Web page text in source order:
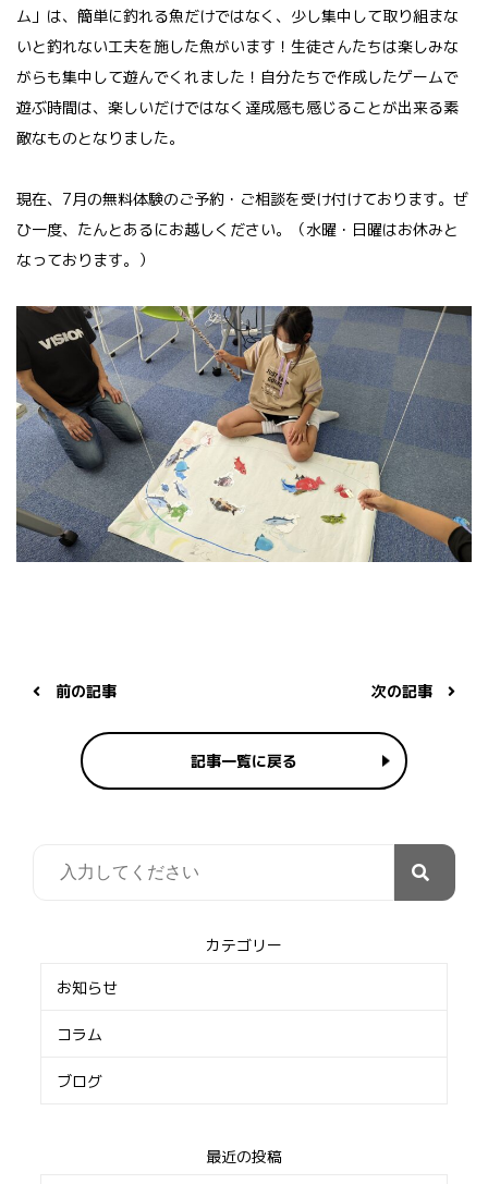
ム」は、簡単に釣れる魚だけではなく、少し集中して取り組まな
いと釣れない工夫を施した魚がいます！生徒さんたちは楽しみな
がらも集中して遊んでくれました！自分たちで作成したゲームで
遊ぶ時間は、楽しいだけではなく達成感も感じることが出来る素
敵なものとなりました。
現在、7月の無料体験のご予約・ご相談を受け付けております。ぜ
ひ一度、たんとあるにお越しください。（水曜・日曜はお休みと
なっております。）
前の記事 次の記事
記事一覧に戻る
カテゴリー
お知らせ
コラム
ブログ
最近の投稿